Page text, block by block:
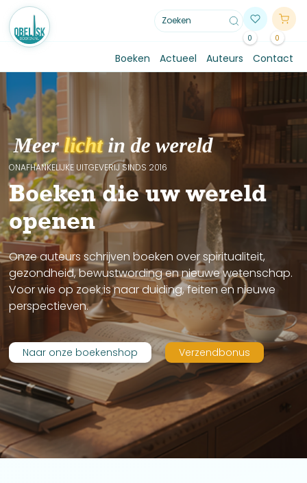
0 0
Boeken Actueel Auteurs Contact
ONAFHANKELIJKE UITGEVERIJ SINDS 2016
Boeken die uw wereld
openen
Onze auteurs schrijven boeken over spiritualiteit,
gezondheid, bewustwording en nieuwe wetenschap.
Voor wie op zoek is naar duiding, feiten en nieuwe
perspectieven.
Naar onze boekenshop Verzendbonus